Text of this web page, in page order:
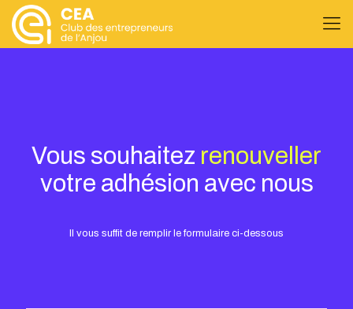
Vous souhaitez renouveller
votre adhésion avec nous
Il vous suffit de remplir le formulaire ci-dessous